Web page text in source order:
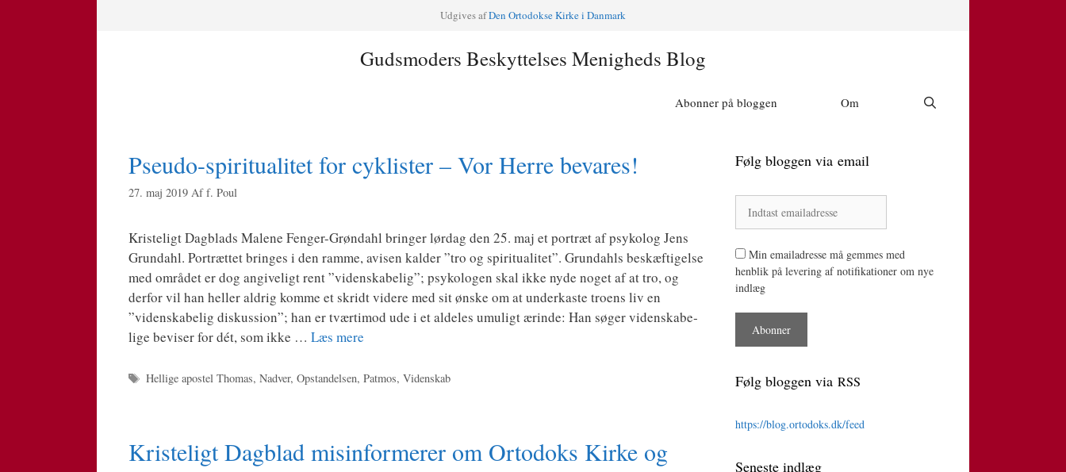
Udgi­ves afDen Orto­dok­se Kir­ke i Danmark
Gudsmoders Beskyttelses Menigheds Blog
Abonner på bloggen Om
Pseudo-spiritualitet for cyklister – Vor Herre bevares!
27. maj 2019 Aff. Poul
Kri­ste­ligt Dag­blads Male­ne Fen­­ger-Grøn­­da­hl brin­ger lør­dag den 25. maj et portræt af psy­ko­log Jens
Grunda­hl. Portræt­tet brin­ges i den ram­me, avi­sen kal­der ”tro og spi­ri­tu­a­li­tet”. Grunda­hls beskæf­ti­gel­se
med områ­det er dog angi­ve­ligt rent ”viden­ska­be­lig”; psy­ko­lo­gen skal ikke nyde noget af at tro, og
der­for vil han hel­ler aldrig kom­me et skridt vide­re med sit ønske om at under­ka­ste tro­ens liv en
”viden­ska­be­lig dis­kus­sion”; han er tvær­ti­mod ude i et alde­les umu­ligt ærin­de: Han søger viden­ska­be­
li­ge bevi­ser for dét, som ikke … Læs mere
Tags
Hellige apostel Thomas, Nadver, Opstandelsen, Patmos, Videnskab
Kristeligt Dagblad misinformerer om Ortodoks Kirke og
Følg bloggen via email
Min emailadresse må gemmes med
henblik på levering af notifikationer om nye
indlæg
Følg bloggen via RSS
https://blog.ortodoks.dk/feed
Seneste indlæg